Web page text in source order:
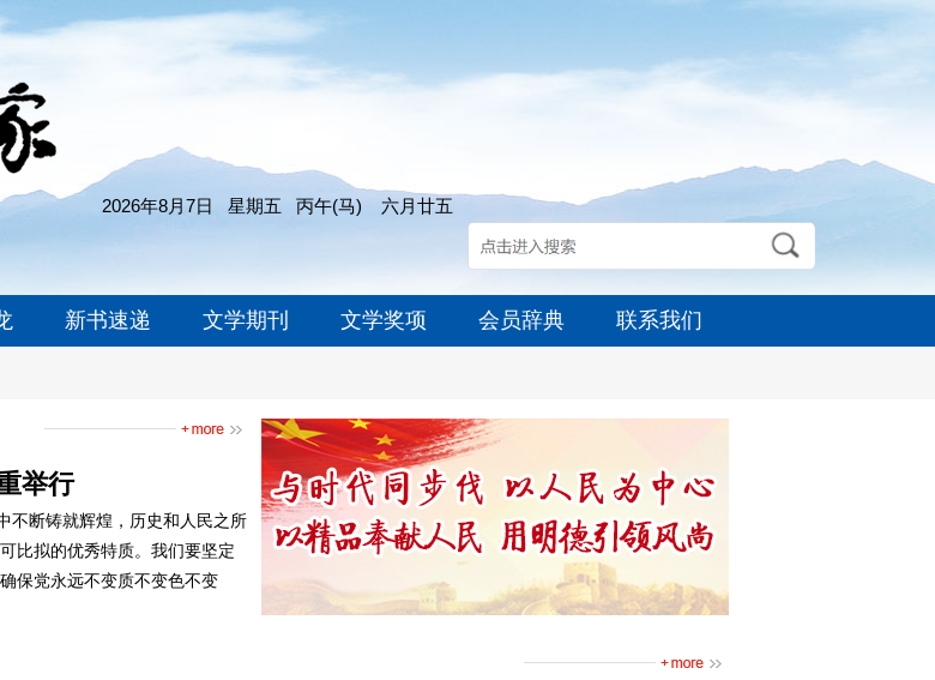
2026年8月7日 星期五 丙午(马) 六月廿五
新书速递 文学期刊 文学奖项 会员辞典 联系我们
举行
不断铸就辉煌，历史和人民之所
比拟的优秀特质。我们要坚定
保党永远不变质不变色不变